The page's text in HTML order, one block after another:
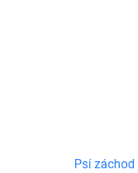
Psí záchod